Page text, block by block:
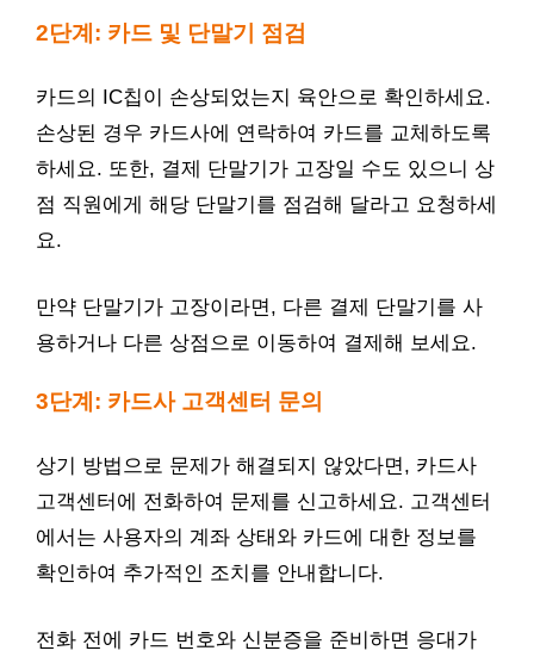
2단계: 카드 및 단말기 점검
카드의 IC칩이 손상되었는지 육안으로 확인하세요.
손상된 경우 카드사에 연락하여 카드를 교체하도록
하세요. 또한, 결제 단말기가 고장일 수도 있으니 상
점 직원에게 해당 단말기를 점검해 달라고 요청하세
요.
만약 단말기가 고장이라면, 다른 결제 단말기를 사
용하거나 다른 상점으로 이동하여 결제해 보세요.
3단계: 카드사 고객센터 문의
상기 방법으로 문제가 해결되지 않았다면, 카드사
고객센터에 전화하여 문제를 신고하세요. 고객센터
에서는 사용자의 계좌 상태와 카드에 대한 정보를
확인하여 추가적인 조치를 안내합니다.
전화 전에 카드 번호와 신분증을 준비하면 응대가